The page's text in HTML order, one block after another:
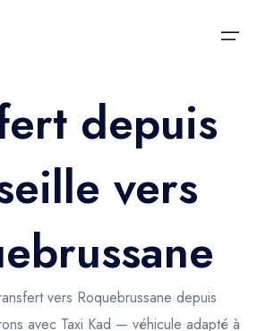
depuis
vers
vers Roquebrussane depuis
avec Taxi Kad — véhicule adapté à